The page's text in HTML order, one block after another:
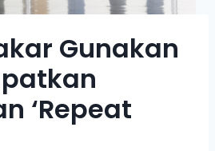
Gunakan
‘Repeat